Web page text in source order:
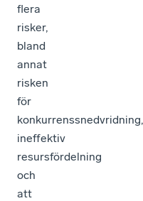
flera
risker,
bland
annat
risken
för
konkurrenssnedvridning,
ineffektiv
resursfördelning
och
att